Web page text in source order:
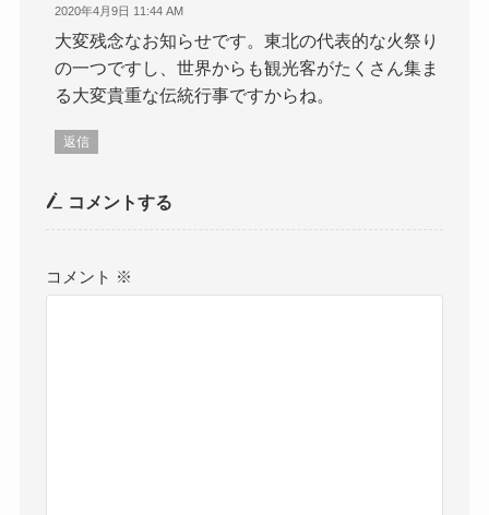
2020年4月9日 11:44 AM
大変残念なお知らせです。東北の代表的な火祭り
の一つですし、世界からも観光客がたくさん集ま
る大変貴重な伝統行事ですからね。
返信
コメントする
コメント ※